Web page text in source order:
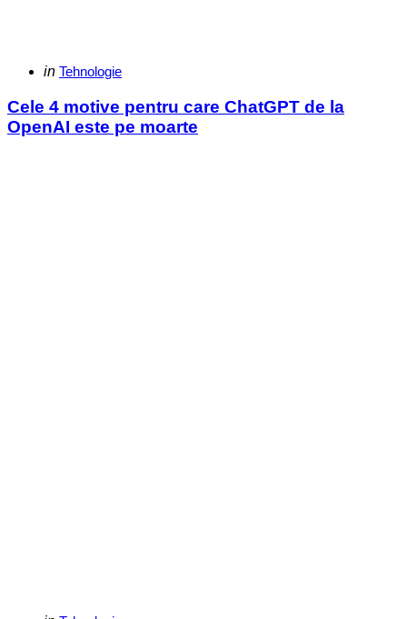
Categories
Posted
in Tehnologie
Cele 4 motive pentru care ChatGPT de la
OpenAI este pe moarte